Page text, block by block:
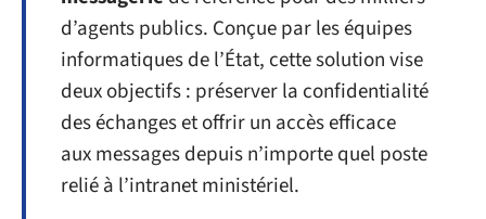
d’agents publics. Conçue par les équipes
informatiques de l’État, cette solution vise
deux objectifs : préserver la confidentialité
des échanges et offrir un accès efficace
aux messages depuis n’importe quel poste
relié à l’intranet ministériel.